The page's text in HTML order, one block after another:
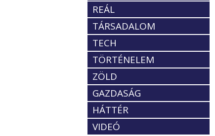
REÁL
TÁRSADALOM
TECH
TÖRTÉNELEM
ZÖLD
GAZDASÁG
HÁTTÉR
VIDEÓ